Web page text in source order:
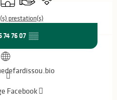
prestation(s)
74 76 07 ▒▒
Facebook